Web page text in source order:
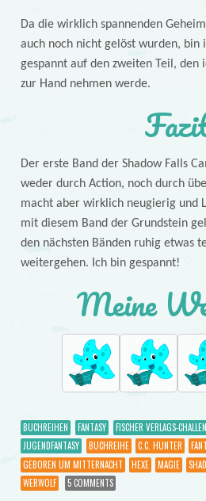
Da die wirklich spannenden
auch noch nicht gelöst wurden, bin
gespannt auf den zweiten Teil, den
zur Hand nehmen werde.
Der erste Band der Shadow Falls
weder durch Action, noch durch
macht aber wirklich neugierig und
mit diesem Band der Grundstein
den nächsten Bänden ruhig etwas
weitergehen. Ich bin gespannt!
Meine
BUCHREIHEN FANTASY FISCHER VERLAGS-
JUGENDFANTASY
BUCHREIHE C.C. HUNTER
GEBOREN UM MITTERNACHT
HEXE MAGIE
WERWOLF
5 COMMENTS